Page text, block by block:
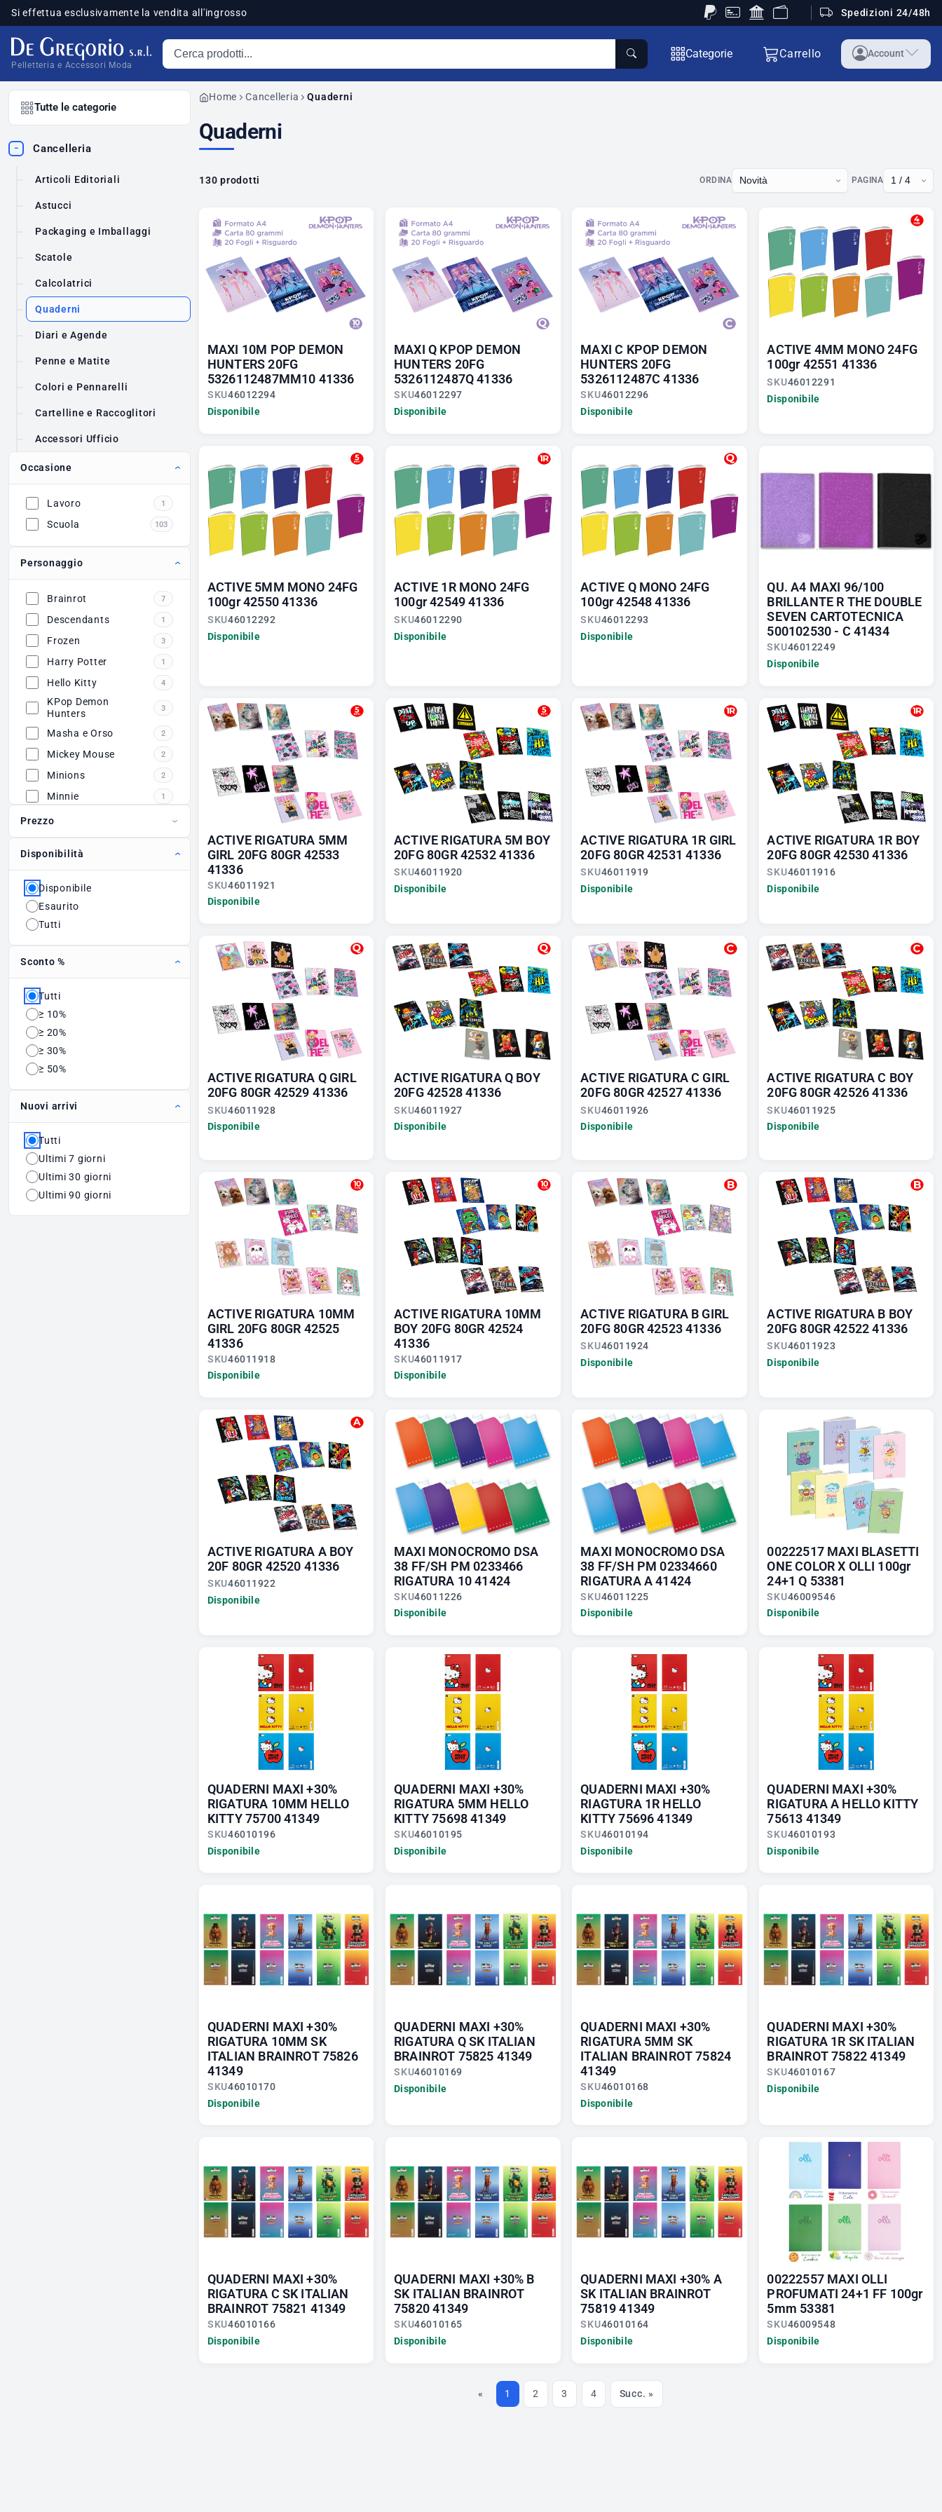
Si effettua esclusivamente la vendita all'ingrosso Spedizioni 24/48h
Pelletteria e Accessori Moda
Cerca prodotti
Categorie Carrello Account
Tutte le categorie
− Cancelleria
Articoli Editoriali
Astucci
Packaging e Imballaggi
Scatole
Calcolatrici
Quaderni
Diari e Agende
Penne e Matite
Colori e Pennarelli
Cartelline e Raccoglitori
Accessori Ufficio
Occasione
Lavoro 1
Scuola 103
Personaggio
Brainrot 7
Descendants 1
Frozen 3
Harry Potter 1
Hello Kitty 4
KPop Demon
Hunters
3
Masha e Orso 2
Mickey Mouse 2
Minions 2
Minnie 1
Sonic
Soy Luna 1
Spiderman
Prezzo
Disponibilità
Disponibile
Esaurito
Tutti
Sconto %
Tutti
≥ 10%
≥ 20%
≥ 30%
≥ 50%
Nuovi arrivi
Tutti
Ultimi 7 giorni
Ultimi 30 giorni
Ultimi 90 giorni
Home Cancelleria Quaderni
Quaderni
130 prodotti ORDINA PAGINA
MAXI 10M POP DEMON
HUNTERS 20FG
5326112487MM10 41336
SKU46012294
Disponibile
MAXI Q KPOP DEMON
HUNTERS 20FG
5326112487Q 41336
SKU46012297
Disponibile
MAXI C KPOP DEMON
HUNTERS 20FG
5326112487C 41336
SKU46012296
Disponibile
ACTIVE 4MM MONO 24FG
100gr 42551 41336
SKU46012291
Disponibile
ACTIVE 5MM MONO 24FG
100gr 42550 41336
SKU46012292
Disponibile
ACTIVE 1R MONO 24FG
100gr 42549 41336
SKU46012290
Disponibile
ACTIVE Q MONO 24FG
100gr 42548 41336
SKU46012293
Disponibile
QU. A4 MAXI 96/100
BRILLANTE R THE DOUBLE
SEVEN CARTOTECNICA
500102530 - C 41434
SKU46012249
Disponibile
ACTIVE RIGATURA 5MM
GIRL 20FG 80GR 42533
41336
SKU46011921
Disponibile
ACTIVE RIGATURA 5M BOY
20FG 80GR 42532 41336
SKU46011920
Disponibile
ACTIVE RIGATURA 1R GIRL
20FG 80GR 42531 41336
SKU46011919
Disponibile
ACTIVE RIGATURA 1R BOY
20FG 80GR 42530 41336
SKU46011916
Disponibile
ACTIVE RIGATURA Q GIRL
20FG 80GR 42529 41336
SKU46011928
Disponibile
ACTIVE RIGATURA Q BOY
20FG 42528 41336
SKU46011927
Disponibile
ACTIVE RIGATURA C GIRL
20FG 80GR 42527 41336
SKU46011926
Disponibile
ACTIVE RIGATURA C BOY
20FG 80GR 42526 41336
SKU46011925
Disponibile
ACTIVE RIGATURA 10MM
GIRL 20FG 80GR 42525
41336
SKU46011918
Disponibile
ACTIVE RIGATURA 10MM
BOY 20FG 80GR 42524
41336
SKU46011917
Disponibile
ACTIVE RIGATURA B GIRL
20FG 80GR 42523 41336
SKU46011924
Disponibile
ACTIVE RIGATURA B BOY
20FG 80GR 42522 41336
SKU46011923
Disponibile
ACTIVE RIGATURA A BOY
20F 80GR 42520 41336
SKU46011922
Disponibile
MAXI MONOCROMO DSA
38 FF/SH PM 0233466
RIGATURA 10 41424
SKU46011226
Disponibile
MAXI MONOCROMO DSA
38 FF/SH PM 02334660
RIGATURA A 41424
SKU46011225
Disponibile
00222517 MAXI BLASETTI
ONE COLOR X OLLI 100gr
24+1 Q 53381
SKU46009546
Disponibile
QUADERNI MAXI +30%
RIGATURA 10MM HELLO
KITTY 75700 41349
SKU46010196
Disponibile
QUADERNI MAXI +30%
RIGATURA 5MM HELLO
KITTY 75698 41349
SKU46010195
Disponibile
QUADERNI MAXI +30%
RIAGTURA 1R HELLO
KITTY 75696 41349
SKU46010194
Disponibile
QUADERNI MAXI +30%
RIGATURA A HELLO KITTY
75613 41349
SKU46010193
Disponibile
QUADERNI MAXI +30%
RIGATURA 10MM SK
ITALIAN BRAINROT 75826
41349
SKU46010170
Disponibile
QUADERNI MAXI +30%
RIGATURA Q SK ITALIAN
BRAINROT 75825 41349
SKU46010169
Disponibile
QUADERNI MAXI +30%
RIGATURA 5MM SK
ITALIAN BRAINROT 75824
41349
SKU46010168
Disponibile
QUADERNI MAXI +30%
RIGATURA 1R SK ITALIAN
BRAINROT 75822 41349
SKU46010167
Disponibile
QUADERNI MAXI +30%
RIGATURA C SK ITALIAN
BRAINROT 75821 41349
SKU46010166
Disponibile
QUADERNI MAXI +30% B
SK ITALIAN BRAINROT
75820 41349
SKU46010165
Disponibile
QUADERNI MAXI +30% A
SK ITALIAN BRAINROT
75819 41349
SKU46010164
Disponibile
00222557 MAXI OLLI
PROFUMATI 24+1 FF 100gr
5mm 53381
SKU46009548
Disponibile
« 1 2 3 4 Succ. »